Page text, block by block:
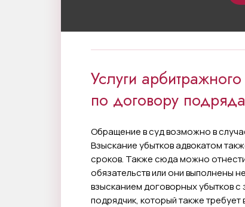
Услуги
по договору
Обращение в суд возможно в
Взыскание убытков адвокатом
сроков. Также сюда можно
обязательств или они выполнены
взысканием договорных убытков с
подрядчик, который также